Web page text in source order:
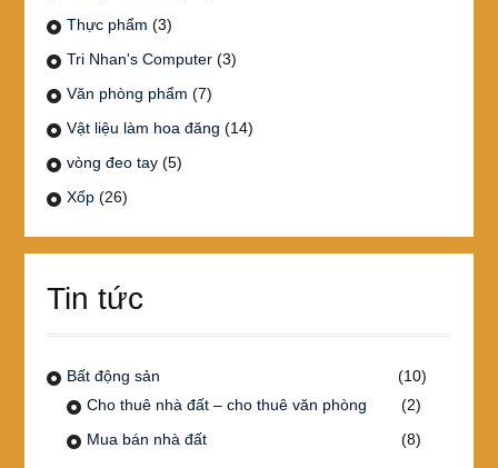
Thực phẩm (3)
Tri Nhan's Computer (3)
Văn phòng phẩm (7)
Vật liệu làm hoa đăng (14)
vòng đeo tay (5)
Xốp (26)
Tin tức
Bất động sản
(10)
Cho thuê nhà đất – cho thuê văn phòng
(2)
Mua bán nhà đất
(8)